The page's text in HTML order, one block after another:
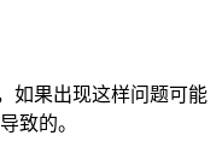
如果出现这样问题可能
致的。